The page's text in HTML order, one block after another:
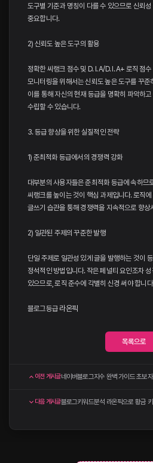
도구별 기준과 명칭이 다를 수 있으므로 신뢰
중요합니다.
2) 신뢰도 높은 도구의 활용
정확한 씨랭크 점수 및 D. I. A/D. I. A+ 로직 점수
모니터링을 위해서는 신뢰도 높은 도구를 꾸준
이를 통해 자신의 현재 등급을 명확히 파악하
수립할 수 있습니다.
3. 등급 향상을 위한 실질적인 전략
1) 준최적화 등급에서의 경쟁력 강화
대부분의 사용자들은 준최적화 등급에 속하므
씨랭크를 높이는 것이 핵심 과제입니다. 로직
글쓰기 습관을 통해 경쟁력을 지속적으로 향상
2) 일관된 주제의 꾸준한 발행
단일 주제로 일관성 있게 글을 발행하는 것이
정석적인 방법입니다. 작은 페널티 요인조차
있으므로, 로직 준수에 각별히 신경 써야 합니
블로그등급 라온픽
목록으로
이전 게시글네이버블로그지수 완벽 가이드 초보
다음 게시글블로그키워드분석 라온픽으로 황금